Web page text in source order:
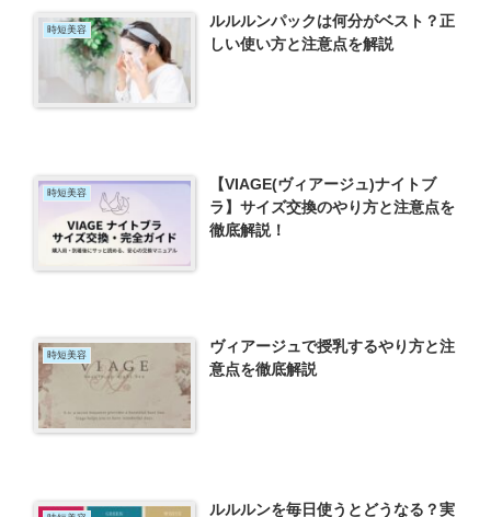
時短美容
ルルルンパックは何分がベスト？正
しい使い方と注意点を解説
時短美容
【VIAGE(ヴィアージュ)ナイトブ
ラ】サイズ交換のやり方と注意点を
徹底解説！
時短美容
ヴィアージュで授乳するやり方と注
意点を徹底解説
ルルルンを毎日使うとどうなる？実